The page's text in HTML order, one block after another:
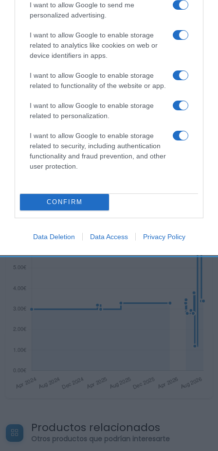
I want to allow Google to send me
personalized advertising.
I want to allow Google to enable storage
related to analytics like cookies on web or
device identifiers in apps.
I want to allow Google to enable storage
related to functionality of the website or app.
I want to allow Google to enable storage
related to personalization.
I want to allow Google to enable storage
related to security, including authentication
functionality and fraud prevention, and other
user protection.
CONFIRM
Data Deletion Data Access Privacy Policy
Harina de TRIGO, azúcar, aceite de palma, jarabe
de glucosa y fructosa, sal, emulgente (E 471),
gasificantes (carbonatos de amonio y de sodio).
Puede contener FRUTOS DE CÁSCARA, LECHE,
SOJA.Nutrientes 100 gDescripción de la
GRMCantidad/Unidad(VRN)Valor energético1927
kJ-Valor energético458 kcal-Grasas15 g-De los
cuales- saturadas6.8 g-Hidratos de carbono74 g-
De los cuales- Azúcares25 g-Fibra alimentaria2.3
g-Proteínas5.6 g-Sal0.63 g- Conservación y
utilización Almacenar en lugar fresco y seco.
Preservar de los rayos solares.
Histórico de precios desde el inicio del seguimiento
Productos relacionados
Otros productos que podrían interesarte